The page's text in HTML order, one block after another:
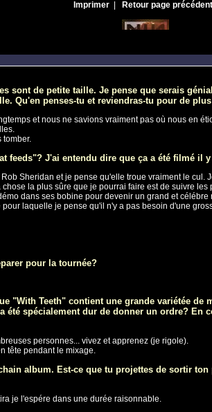
Imprimer Retour page
sont de petite taille. Je pense que serais
Qu'en penses-tu et reviendras-tu pour de
et nous ne savions vraiment pas où nous en
tomber.
feeds"? J'ai entendu dire que ça a été filmé il
Sheridan et je pense qu'elle troue vraiment le
la plus sûre que je pourrai faire est de suivre
dans ses bobine pour devenir un grand et
laquelle je pense qu'il n'y a pas besoin d'une
pour la tournée?
"With Teeth" contient une grande variétée
spécialement dur de donner un ordre?
personnes... vivez et apprenez (je rigole).
tête pendant le mixage.
album. Est-ce que tu projettes de sortir
je l'espére dans une durée raisonnable.